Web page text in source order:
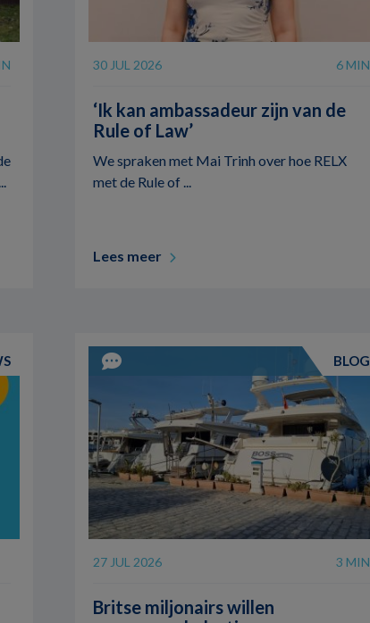
30 JUL 2026 6 MIN
‘Ik kan ambassadeur zijn van de
Rule of Law’
We spraken met Mai Trinh over hoe RELX
met de Rule of ...
Lees meer
BLOG
27 JUL 2026 3 MIN
Britse miljonairs willen